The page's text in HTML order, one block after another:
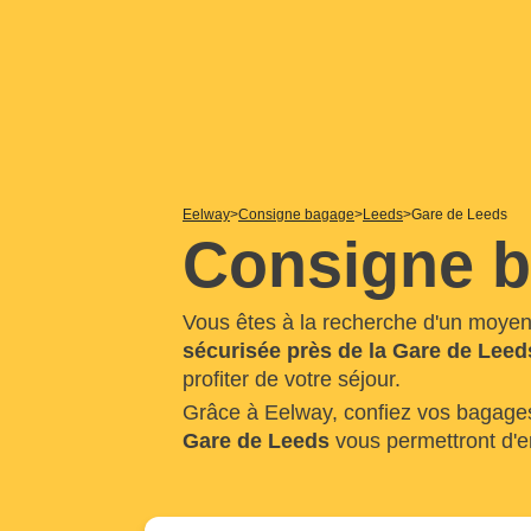
Eelway Consigne bagage Leeds Gare de Leeds
Consigne
Vous êtes à la recherche d'un
sécurisée près de la Gare de
profiter de votre séjour.
Grâce à Eelway, confiez vos
Gare de Leeds vous permettront